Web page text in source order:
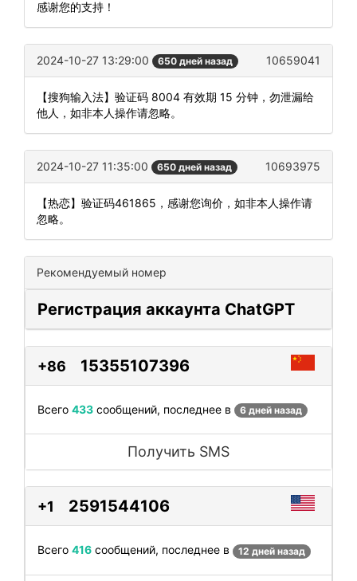
感谢您的支持！
2024-10-27 13:29:00 650 дней назад 10659041
【搜狗输入法】验证码 8004 有效期 15 分钟，勿泄漏给
他人，如非本人操作请忽略。
2024-10-27 11:35:00 650 дней назад 10693975
【热恋】验证码461865，感谢您询价，如非本人操作请
忽略。
Рекомендуемый номер
Регистрация аккаунта ChatGPT
+86 15355107396
Всего 433 сообщений, последнее в 6 дней назад
Получить SMS
+1 2591544106
Всего 416 сообщений, последнее в 12 дней назад